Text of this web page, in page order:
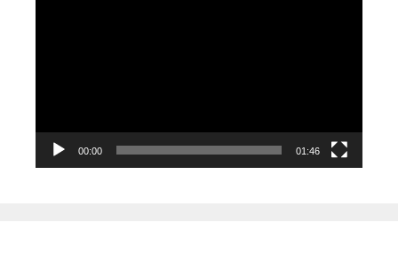
00:00 01:46